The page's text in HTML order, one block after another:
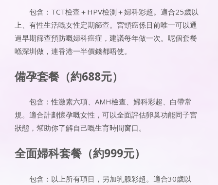
包含：TCT檢查＋HPV檢測＋婦科彩超。適合25歲以
上、有性生活嘅女性定期篩查。宮頸癌係目前唯一可以通
過早期篩查預防嘅婦科癌症，建議每年做一次。呢個套餐
喺深圳做，連香港一半價錢都唔使。
備孕套餐（約688元）
包含：性激素六項、AMH檢查、婦科彩超、白帶常
規。適合計劃懷孕嘅女性，可以全面評估卵巢功能同子宮
狀態，幫助你了解自己嘅生育時間窗口。
全面婦科套餐（約999元）
包含：以上所有項目，另加乳腺彩超。適合30歲以